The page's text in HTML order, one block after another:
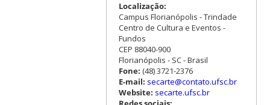
Localização:
Campus Florianópolis - Trindade
Centro de Cultura e Eventos -
Fundos
CEP 88040-900
Florianópolis - SC - Brasil
Fone: (48) 3721-2376
E-mail: secarte@contato.ufsc.br
Website: secarte.ufsc.br